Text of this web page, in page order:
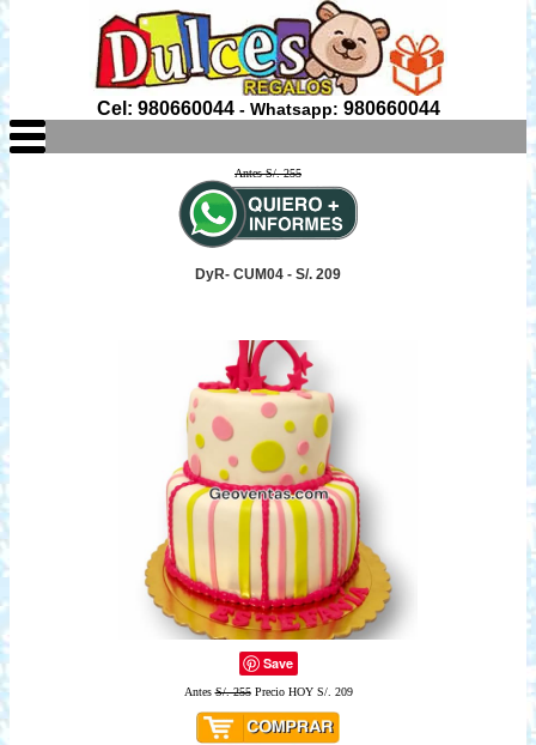
Cel: 980660044- Whatsapp: 980660044
Antes S/. 255
DyR- CUM04 - S/. 209
Save
AntesS/. 255Precio HOY S/. 209